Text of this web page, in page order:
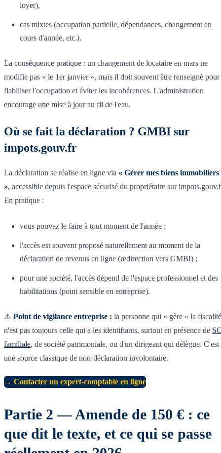
loyer),
cas mixtes (occupation partielle, dépendances, changement en
cours d'année, etc.).
La conséquence pratique : un changement de locataire en mars ne
modifie pas « le 1er janvier », mais il doit souvent être renseigné pour
fiabiliser l'occupation et éviter les incohérences. L'administration
encourage une mise à jour au fil de l'eau.
Où se fait la déclaration ? GMBI sur
impots.gouv.fr
La déclaration se réalise en ligne via « Gérer mes biens immobiliers
», accessible depuis l'espace sécurisé du propriétaire sur
En pratique :
vous pouvez le faire à tout moment de l'année ;
l'accès est souvent proposé naturellement au moment de la
déclaration de revenus en ligne (redirection vers GMBI) ;
pour une société, l'accès dépend de l'espace professionnel et des
habilitations (point sensible en entreprise).
⚠️ Point de vigilance entreprise : la personne qui « gère » la fiscalité
n'est pas toujours celle qui a les identifiants, surtout en présence de
familiale, de société patrimoniale, ou d'un dirigeant qui délègue. C'est
une source classique de non-déclaration involontaire.
→ Contacter un expert-comptable en ligne
Partie 2 — Amende de 150 € : ce
que dit le texte, et ce qui se passe